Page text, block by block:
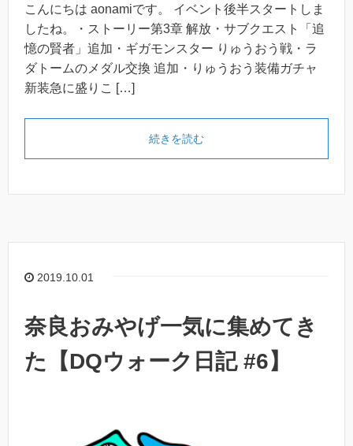
こんにちは aonamiです。 イベント後半スタートしま
したね。・ストーリー第3章 解放・サブクエスト「追
憶の賢者」追加・ギガモンスター りゅうおう戦・ラ
ダトームのメダル交換 追加・りゅうおう装備ガチャ
新装急に盛りこ […]
続きを読む
2019.10.01
奈良おみやげ一気に集めてき
た【DQウォーク日記 #6】